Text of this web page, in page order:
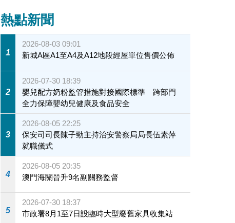
熱點新聞
1
2026-08-03 09:01
新城A區A1至A4及A12地段經屋單位售價公佈
2
2026-07-30 18:39
嬰兒配方奶粉監管措施對接國際標準 跨部門
全力保障嬰幼兒健康及食品安全
3
2026-08-05 22:25
保安司司長陳子勁主持治安警察局局長伍素萍
就職儀式
4
2026-08-05 20:35
澳門海關晉升9名副關務監督
5
2026-07-30 18:37
市政署8月1至7日設臨時大型廢舊家具收集站